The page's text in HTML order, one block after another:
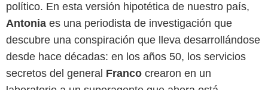
político. En esta versión hipotética de nuestro país,
Antonia es una periodista de investigación que
descubre una conspiración que lleva desarrollándose
desde hace décadas: en los años 50, los servicios
secretos del general Franco crearon en un